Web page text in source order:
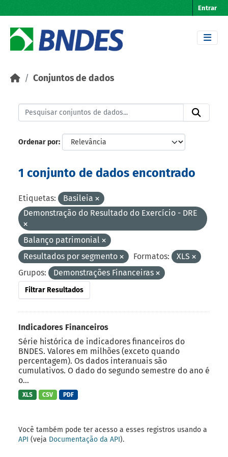
Entrar
Conjuntos de dados
Ordenar por
1 conjunto de dados encontrado
Etiquetas:
Basileia
Demonstração do Resultado do Exercício - DRE
Balanço patrimonial
Resultados por segmento
Formatos:
XLS
Grupos:
Demonstrações Financeiras
Filtrar Resultados
Indicadores Financeiros
Série histórica de indicadores financeiros do
BNDES. Valores em milhões (exceto quando
percentagem). Os dados interanuais são
cumulativos. O dado do segundo semestre do ano é
o...
XLS CSV PDF
Você também pode ter acesso a esses registros usando a
API (veja Documentação da API).